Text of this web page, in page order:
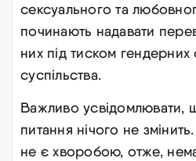
сексуального та
починають надавати
них під тиском гендерних
суспільства.
Важливо усвідомлювати,
питання нічого не
не є хворобою, отже,